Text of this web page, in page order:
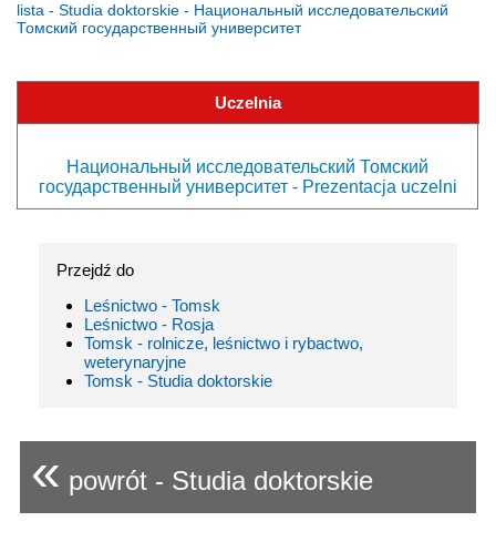
lista - Studia doktorskie - Национальный исследовательский
Томский государственный университет
Uczelnia
Национальный исследовательский Томский
государственный университет - Prezentacja uczelni
Przejdź do
Leśnictwo - Tomsk
Leśnictwo - Rosja
Tomsk - rolnicze, leśnictwo i rybactwo,
weterynaryjne
Tomsk - Studia doktorskie
« powrót - Studia doktorskie